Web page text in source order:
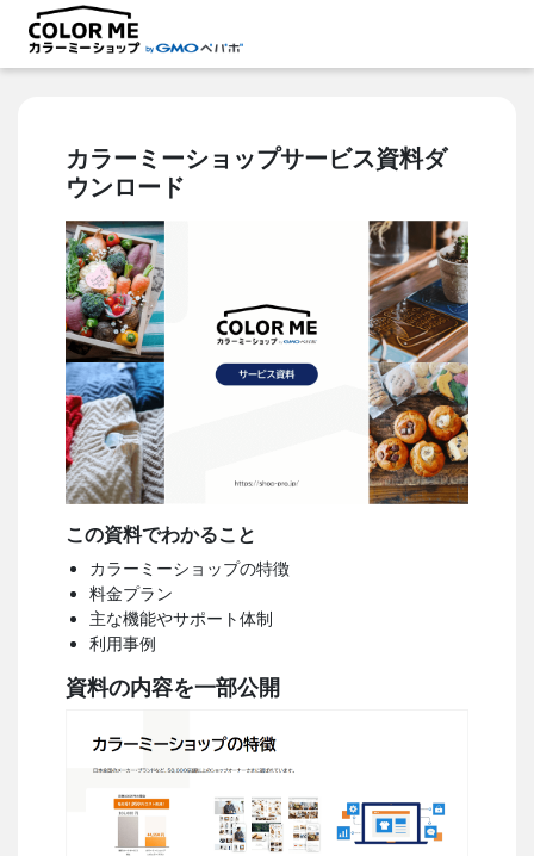
カラーミーショップサービス資料ダ
ウンロード
この資料でわかること
カラーミーショップの特徴
料金プラン
主な機能やサポート体制
利用事例
資料の内容を一部公開